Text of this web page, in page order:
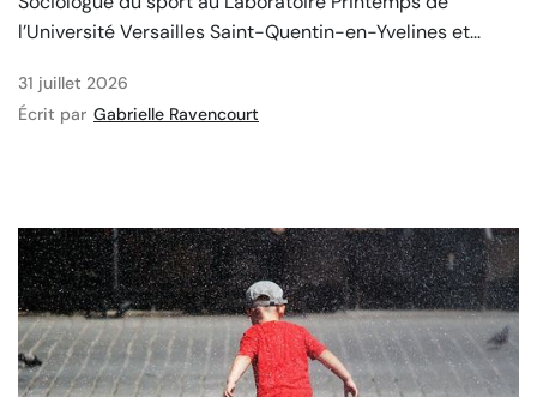
l’Université Versailles Saint-Quentin-en-Yvelines et...
31 juillet 2026
Écrit par Gabrielle Ravencourt